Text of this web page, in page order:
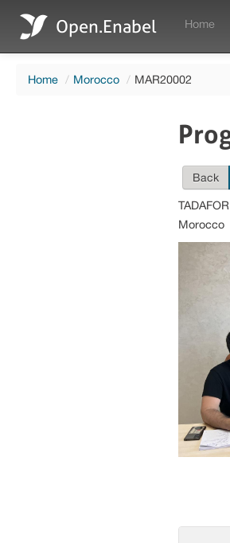
Open.Enabel Home
Home / Morocco / MAR20002
Back
TADAFOR
Morocco